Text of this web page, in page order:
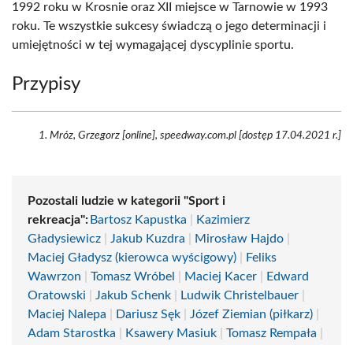
1992 roku w Krosnie oraz XII miejsce w Tarnowie w 1993
roku. Te wszystkie sukcesy świadczą o jego determinacji i
umiejętności w tej wymagającej dyscyplinie sportu.
Przypisy
Mróz, Grzegorz [online], speedway.com.pl [dostęp 17.04.2021 r.]
Pozostali ludzie w kategorii "Sport i
rekreacja": Bartosz Kapustka
Kazimierz
Gładysiewicz
Jakub Kuzdra Mirosław Hajdo
Maciej Gładysz (kierowca wyścigowy)
Feliks
Wawrzon
Tomasz Wróbel Maciej Kacer
Edward
Oratowski
Jakub Schenk Ludwik Christelbauer
Maciej Nalepa
Dariusz Sęk Józef Ziemian (piłkarz)
Adam Starostka
Ksawery Masiuk Tomasz Rempała